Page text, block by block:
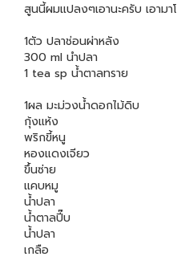
สูนนี้ผมแปลงๆเอานะครับ เอาม
1ตัว ปลาช่อนผ่าหลัง
300 ml นำปลา
1 tea sp น้ำตาลทราย
1ผล มะม่วงน้ำดอกไม้ดิบ
กุ้งแห้ง
พริกขี้หนู
หองแดงเจียว
ขึ้นซ่าย
แคบหมู
น้ำปลา
น้ำตาลปี๊บ
น้ำปลา
เกลือ